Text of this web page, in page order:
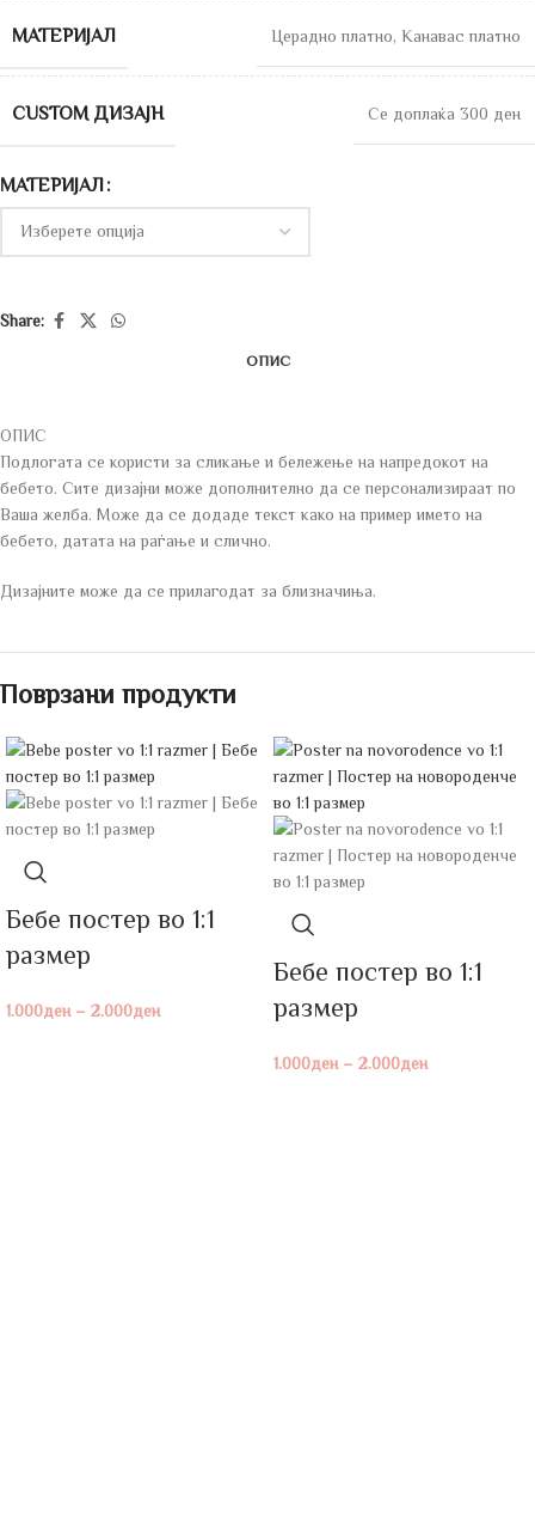
МАТЕРИЈАЛ Церадно платно, Канавас платно
CUSTOM ДИЗАЈН Се доплаќа 300 ден
МАТЕРИЈАЛ
Share:
ОПИС
ОПИС
Подлогата се користи за сликање и бележење на напредокот на
бебето. Сите дизајни може дополнително да се персонализираат по
Ваша желба. Може да се додаде текст како на пример името на
бебето, датата на раѓање и слично.
Дизајните може да се прилагодат за близначиња.
Поврзани продукти
Бебе постeр во 1:1
размер
1.000ден – 2.000ден
Бебе постeр во 1:1
размер
1.000ден – 2.000ден